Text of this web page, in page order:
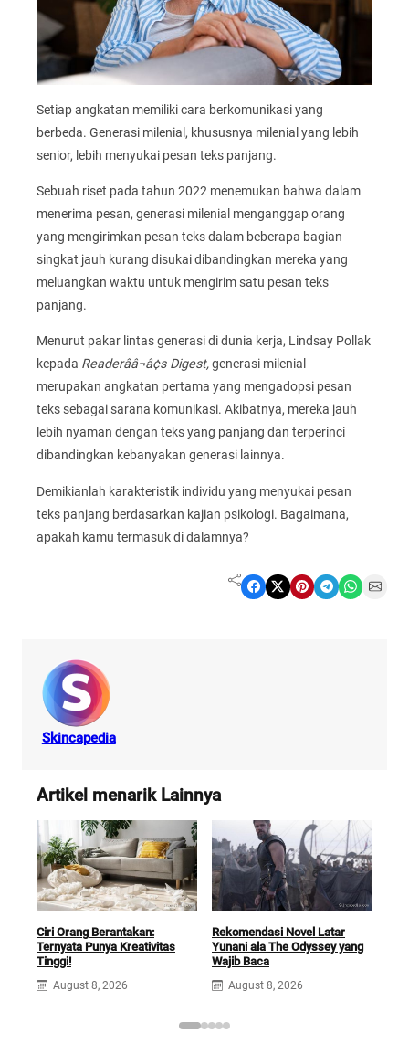
Setiap angkatan memiliki cara berkomunikasi yang
berbeda. Generasi milenial, khususnya milenial yang lebih
senior, lebih menyukai pesan teks panjang.
Sebuah riset pada tahun 2022 menemukan bahwa dalam
menerima pesan, generasi milenial menganggap orang
yang mengirimkan pesan teks dalam beberapa bagian
singkat jauh kurang disukai dibandingkan mereka yang
meluangkan waktu untuk mengirim satu pesan teks
panjang.
Menurut pakar lintas generasi di dunia kerja, Lindsay Pollak
kepada Readerââ¬â¢s Digest,generasi milenial
merupakan angkatan pertama yang mengadopsi pesan
teks sebagai sarana komunikasi. Akibatnya, mereka jauh
lebih nyaman dengan teks yang panjang dan terperinci
dibandingkan kebanyakan generasi lainnya.
Demikianlah karakteristik individu yang menyukai pesan
teks panjang berdasarkan kajian psikologi. Bagaimana,
apakah kamu termasuk di dalamnya?
Share on Facebook Share on X Share on Pinterest Share on Telegram Share on WhatsApp Share on Email
Skincapedia
Artikel menarik Lainnya
Ciri Orang Berantakan:
Ternyata Punya Kreativitas
Tinggi!
August 8, 2026
Rekomendasi Novel Latar
Yunani ala The Odyssey yang
Wajib Baca
August 8, 2026